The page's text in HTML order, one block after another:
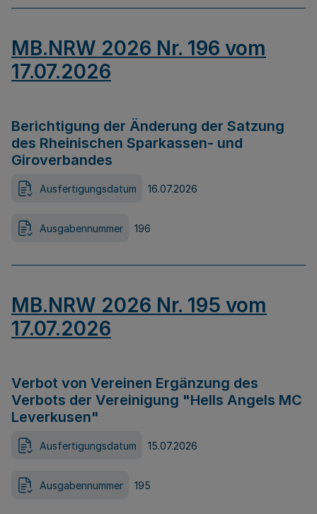
MB.NRW 2026 Nr. 196 vom
17.07.2026
Berichtigung der Änderung der Satzung
des Rheinischen Sparkassen- und
Giroverbandes
Ausfertigungsdatum 16.07.2026
Ausgabennummer 196
MB.NRW 2026 Nr. 195 vom
17.07.2026
Verbot von Vereinen Ergänzung des
Verbots der Vereinigung "Hells Angels MC
Leverkusen"
Ausfertigungsdatum 15.07.2026
Ausgabennummer 195